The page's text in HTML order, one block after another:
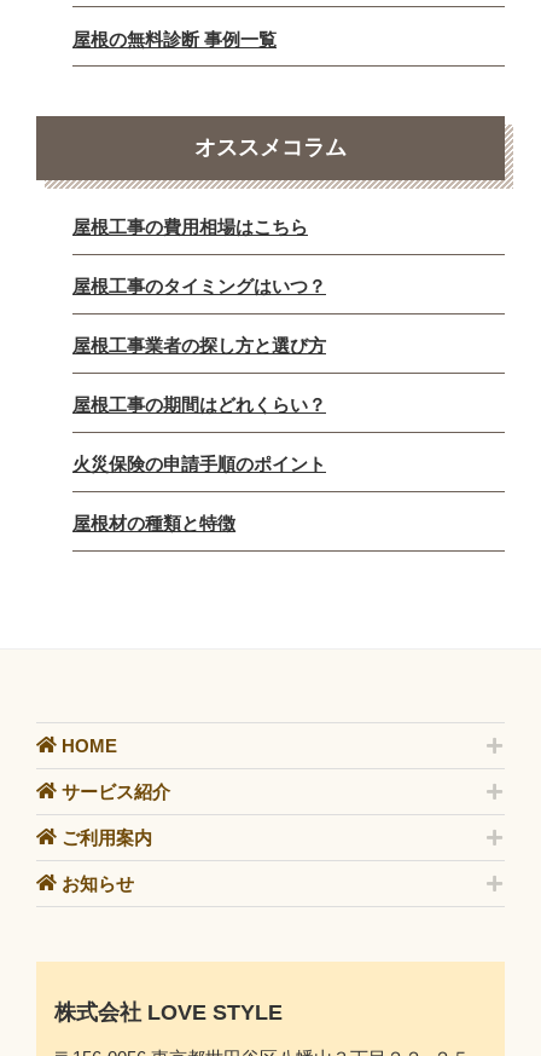
屋根の無料診断 事例一覧
オススメコラム
屋根工事の費用相場はこちら
屋根工事のタイミングはいつ？
屋根工事業者の探し方と選び方
屋根工事の期間はどれくらい？
火災保険の申請手順のポイント
屋根材の種類と特徴
HOME
サービス紹介
ご利用案内
お知らせ
株式会社 LOVE STYLE